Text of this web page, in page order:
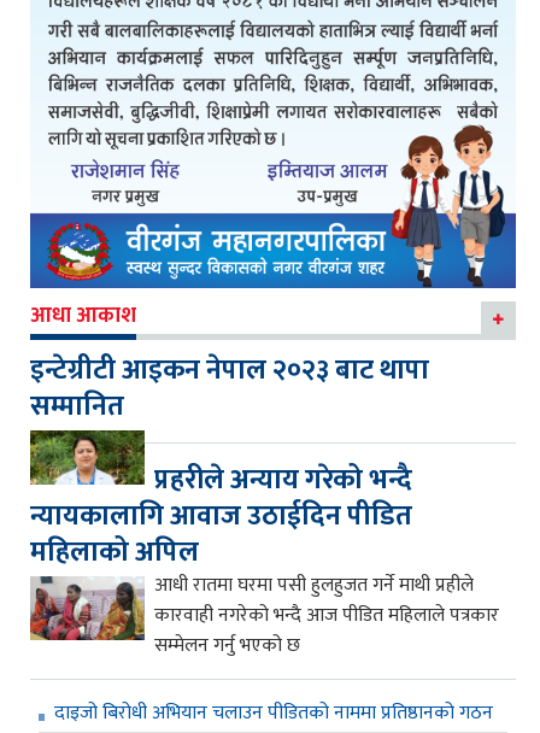
आधा आकाश
इन्टेग्रीटी आइकन नेपाल २०२३ बाट थापा
सम्मानित
प्रहरीले अन्याय गरेको भन्दै
न्यायकालागि आवाज उठाईदिन पीडित
महिलाको अपिल
आधी रातमा घरमा पसी हुलहुजत गर्ने माथी प्रहीले
कारवाही नगरेको भन्दै आज पीडित महिलाले पत्रकार
सम्मेलन गर्नु भएको छ
दाइजो बिरोधी अभियान चलाउन पीडितको नाममा प्रतिष्ठानको गठन